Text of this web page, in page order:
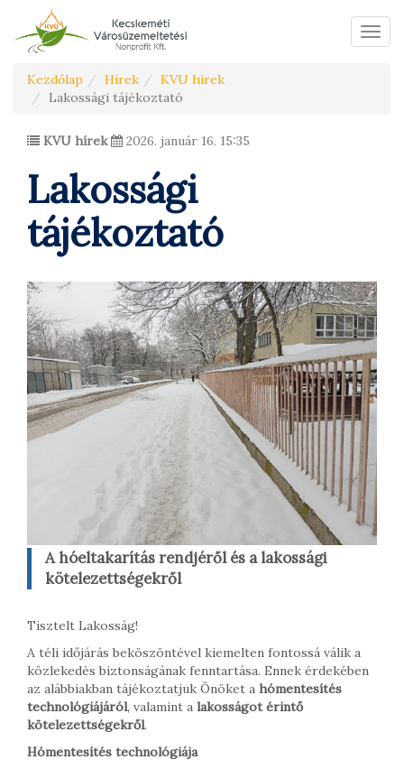
Menü
Kezdőlap Hírek
KVU hírek
Lakossági tájékoztató
KVU hírek 2026. január 16. 15:35
Lakossági
tájékoztató
A hóeltakarítás rendjéről és a lakossági
kötelezettségekről
Tisztelt Lakosság!
A téli időjárás beköszöntével kiemelten fontossá válik a
közlekedés biztonságának fenntartása. Ennek érdekében
az alábbiakban tájékoztatjuk Önöket a hómentesítés
technológiájáról, valamint a lakosságot érintő
kötelezettségekről.
Hómentesítés technológiája